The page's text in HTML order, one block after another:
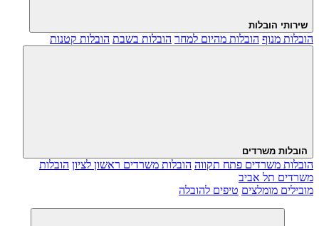
שירותי הובלות
הובלות מנוף הובלות מהיום למחר הובלות בשבת הובלות קטנות
הובלות משרדים
הובלות משרדים פתח תקווה הובלות משרדים ראשון לציון הובלות
משרדים תל אביב
מובילים מומלצים טיפים להובלה